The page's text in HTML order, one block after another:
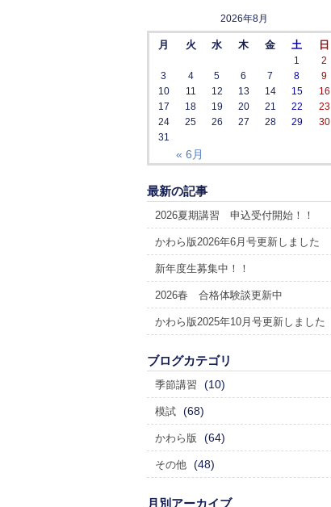
2026年8月
月 火 水 木 金 土 日
« 6月
1
2
3
4 5 6 7 8
9
10
11 12 13 14 15
16
17
18 19 20 21 22
23
24
25 26 27 28 29
30
31
最新の記事
2026夏期講習 申込受付開始！！
かわら版2026年6月号更新しました
新年度生募集中！！
2026春 合格体験談更新中
かわら版2025年10月号更新しました
ブログカテゴリ
季節講習 (10)
模試 (68)
かわら版 (64)
その他 (48)
月別アーカイブ